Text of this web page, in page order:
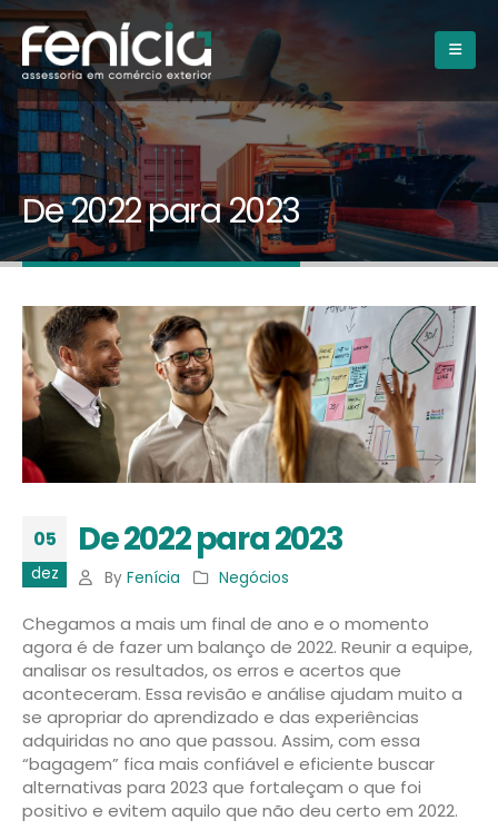
De 2022 para 2023
05
dez
De 2022 para 2023
By Fenícia Negócios
Chegamos a mais um final de ano e o momento
agora é de fazer um balanço de 2022. Reunir a equipe,
analisar os resultados, os erros e acertos que
aconteceram. Essa revisão e análise ajudam muito a
se apropriar do aprendizado e das experiências
adquiridas no ano que passou. Assim, com essa
“bagagem” fica mais confiável e eficiente buscar
alternativas para 2023 que fortaleçam o que foi
positivo e evitem aquilo que não deu certo em 2022.